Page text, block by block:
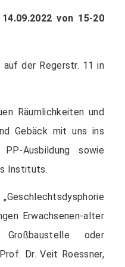
14.09.2022 von 15-20
auf der Regerstr. 11 in
Räumlichkeiten und
Gebäck mit uns ins
Ausbildung sowie
Instituts.
Erwachsenen-alter
oder
Dr. Veit Roessner,